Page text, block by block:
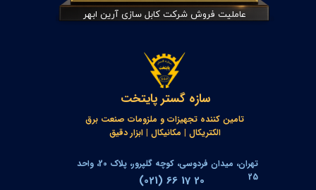
عاملیت فروش شرکت کابل سازی آرین ابهر
سازه گستر پایتخت
(021) 66 17 20
تهران، میدان فردوسی، کوچه گلپرور، پلاک 20، واحد
25
تامین کننده تجهیزات و ملزومات صنعت برق
​​​​​​​الکتریکال | مکانیکال | ابزار دقیق